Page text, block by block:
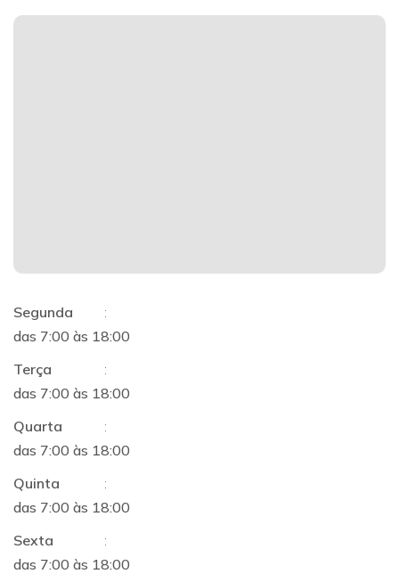
Segunda
:
das 7:00 às 18:00
Terça
:
das 7:00 às 18:00
Quarta
:
das 7:00 às 18:00
Quinta
:
das 7:00 às 18:00
Sexta
:
das 7:00 às 18:00